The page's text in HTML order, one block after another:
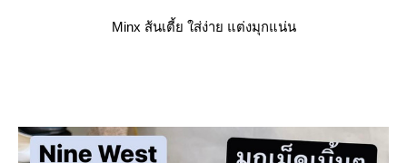
Minx ส้นเตี้ย ใส่ง่าย แต่งมุกแน่น